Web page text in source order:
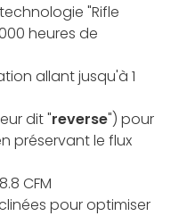
"Rifle
heures de
allant jusqu'à 1
dit "reverse") pour
préservant le flux
CFM
pour optimiser